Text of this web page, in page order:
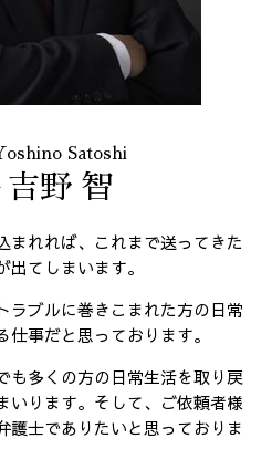
Satoshi
吉野 智
まれれば、これまで送ってきた
てしまいます。
ラブルに巻きこまれた方の日常
事だと思っております。
も多くの方の日常生活を取り戻
いります。そして、ご依頼者様
護士でありたいと思っておりま